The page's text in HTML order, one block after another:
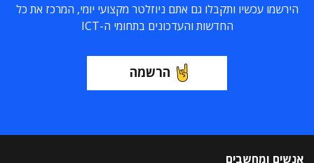
הירשמו עכשיו ותקבלו גם אתם ניוזלטר מקצועי יומי, המרכז את כל
החדשות והעדכונים בתחומי ה-ICT
הרשמה
אנשים ומחשבים